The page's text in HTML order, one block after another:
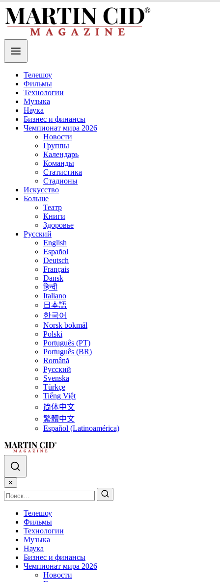
Телешоу
Фильмы
Технологии
Музыка
Наука
Бизнес и финансы
Чемпионат мира 2026
Новости
Группы
Календарь
Команды
Статистика
Стадионы
Искусство
Больше
Театр
Книги
Здоровье
Русский
English
Español
Deutsch
Français
Dansk
हिन्दी
Italiano
日本語
한국어
Norsk bokmål
Polski
Português (PT)
Português (BR)
Română
Русский
Svenska
Türkçe
Tiếng Việt
简体中文
繁體中文
Español (Latinoamérica)
✕
Телешоу
Фильмы
Технологии
Музыка
Наука
Бизнес и финансы
Чемпионат мира 2026
Новости